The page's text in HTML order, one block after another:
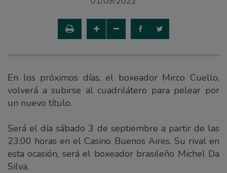
En los próximos días, el boxeador Mirco Cuello,
volverá a subirse al cuadrilátero para pelear por
un nuevo título.
Será el día sábado 3 de septiembre a partir de las
23:00 horas en el Casino Buenos Aires. Su rival en
esta ocasión, será el boxeador brasileño Michel Da
Silva.